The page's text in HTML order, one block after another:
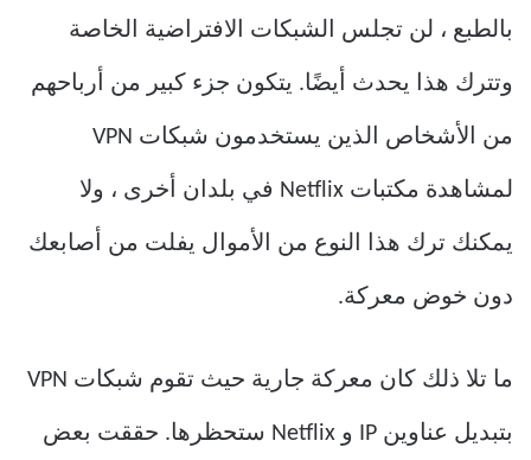
بالطبع ، لن تجلس الشبكات الافتراضية الخاصة
وتترك هذا يحدث أيضًا. يتكون جزء كبير من أرباحهم
من الأشخاص الذين يستخدمون شبكات VPN
لمشاهدة مكتبات Netflix في بلدان أخرى ، ولا
يمكنك ترك هذا النوع من الأموال يفلت من أصابعك
دون خوض معركة.
ما تلا ذلك كان معركة جارية حيث تقوم شبكات VPN
بتبديل عناوين IP و Netflix ستحظرها. حققت بعض